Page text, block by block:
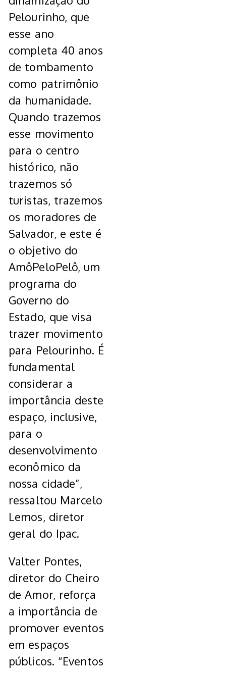
Pelourinho, que
esse ano
completa 40 anos
de tombamento
como patrimônio
da humanidade.
Quando trazemos
esse movimento
para o centro
histórico, não
trazemos só
turistas, trazemos
os moradores de
Salvador, e este é
o objetivo do
AmôPeloPelô, um
programa do
Governo do
Estado, que visa
trazer movimento
para Pelourinho. É
fundamental
considerar a
importância deste
espaço, inclusive,
para o
desenvolvimento
econômico da
nossa cidade”,
ressaltou Marcelo
Lemos, diretor
geral do Ipac.
Valter Pontes,
diretor do Cheiro
de Amor, reforça
a importância de
promover eventos
em espaços
públicos. “Eventos